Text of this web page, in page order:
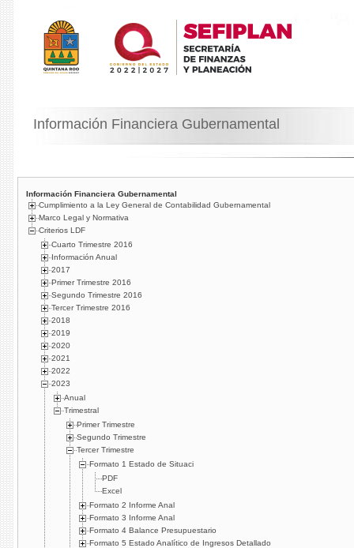
Información Financiera Gubernamental
Información Financiera Gubernamental
Cumplimiento a la Ley General de Contabilidad Gubernamental
Marco Legal y Normativa
Criterios LDF
Cuarto Trimestre 2016
Información Anual
2017
Primer Trimestre 2016
Segundo Trimestre 2016
Tercer Trimestre 2016
2018
2019
2020
2021
2022
2023
Anual
Trimestral
Primer Trimestre
Segundo Trimestre
Tercer Trimestre
Formato 1 Estado de Situaci
PDF
Excel
Formato 2 Informe Anal
Formato 3 Informe Anal
Formato 4 Balance Presupuestario
Formato 5 Estado Analítico de Ingresos Detallado